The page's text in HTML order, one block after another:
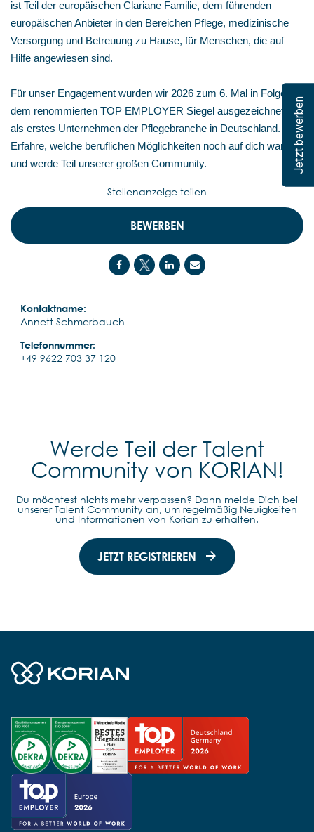
Jetzt bewerben
ist Teil der europäischen Clariane Familie, dem führenden
europäischen Anbieter in den Bereichen Pflege, medizinische
Versorgung und Betreuung zu Hause, für Menschen, die auf
Hilfe angewiesen sind.
Für unser Engagement wurden wir 2026 zum 6. Mal in Folge mit
dem renommierten TOP EMPLOYER Siegel ausgezeichnet –
als erstes Unternehmen der Pflegebranche in Deutschland.
Erfahre, welche beruflichen Möglichkeiten noch auf dich warten,
und werde Teil unserer großen Community.
BEWERBEN
Kontaktname:
Annett Schmerbauch
Telefonnummer:
+49 9622 703 37 120
Stellenanzeige teilen
Werde Teil der Talent
Community von KORIAN!
Du möchtest nichts mehr verpassen? Dann melde Dich bei
unserer Talent Community an, um regelmäßig Neuigkeiten
und Informationen von Korian zu erhalten.
JETZT REGISTRIEREN